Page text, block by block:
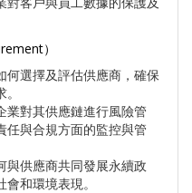
）
何選擇及評估供應商，確保
業對其供應鏈進行風險管
任與合規方面的監控與管
與供應商共同發展永續政
和環境表現。